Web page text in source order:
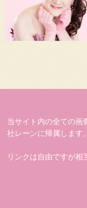
当サイト内の全ての画
社レーンに帰属します
リンクは自由ですが相